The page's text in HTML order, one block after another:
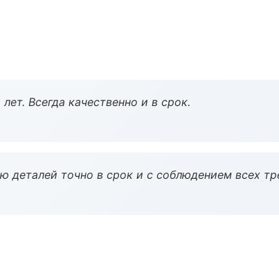
Всегда качественно и в срок.
деталей точно в срок и с соблюдением всех